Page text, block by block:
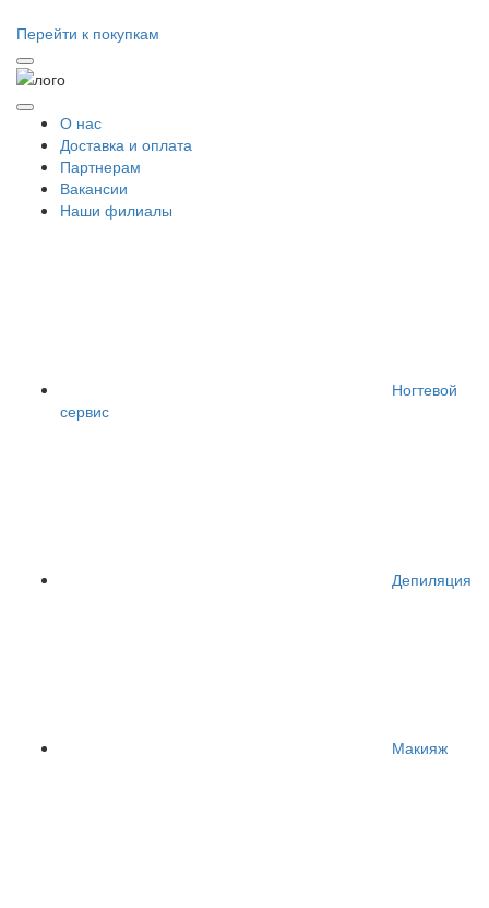
Перейти к покупкам
О нас
Доставка и оплата
Партнерам
Вакансии
Наши филиалы
Ногтевой
сервис
Депиляция
Макияж